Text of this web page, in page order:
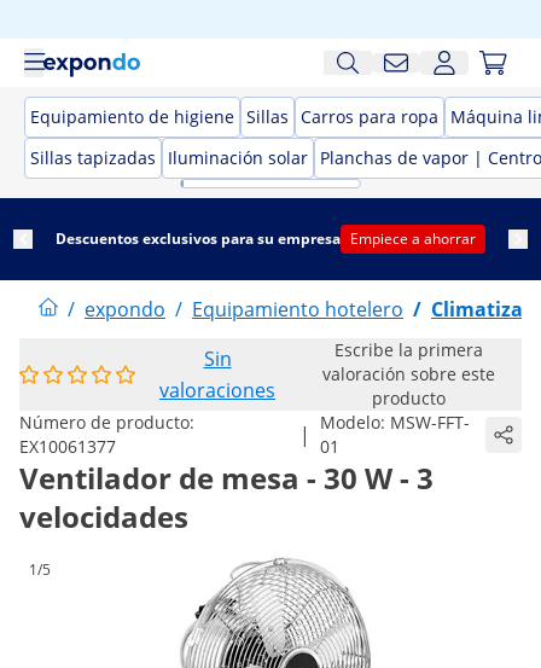
Equipamiento de higiene Sillas Carros para ropa
Máquina
Sillas tapizadas
Iluminación solar Planchas de vapor |
Descuentos exclusivos para su empresa Empiece a ahorrar
/ expondo / Equipamiento hotelero /
Sin
valoraciones
Escribe la primera
valoración sobre este
producto
Número de producto:
EX10061377
| Modelo: MSW-FFT-
01
Ventilador de mesa - 30 W - 3
velocidades
1/5